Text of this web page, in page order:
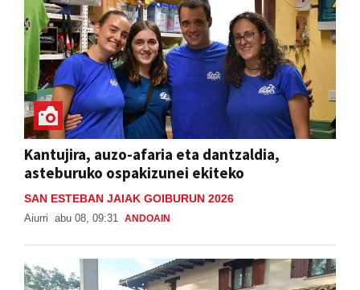
Kantujira, auzo-afaria eta dantzaldia,
asteburuko ospakizunei ekiteko
SAN ESTEBAN JAIAK GOIBURUN 2026
Aiurri abu 08, 09:31 ANDOAIN